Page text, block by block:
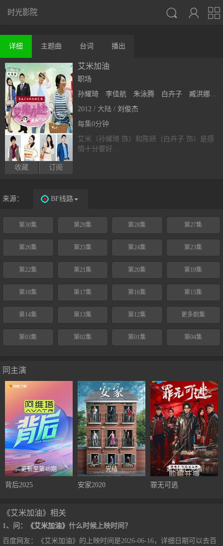



时光影院
详细 主题曲 台词 播出
收藏 订阅
艾米加油
职场
孙耀琦
李佳航 朱泳腾 白卉子 臧洪娜
2012 / 大陆 / 刘俊杰
每集0分钟
艾米（孙耀琦 饰）和陈妍（白卉子 饰）是感
情十分要好…
来源： BF线路
第30集 第29集 第28集 第27集
第26集 第25集 第24集 第23集
第22集 第21集 第20集 第19集
第18集 第17集 第16集 第15集
第14集 第13集 第12集 更多剧集
第04集
第03集 第02集 第01集
同主演
更新至第48期
背后2025
完结
安家2020
第24集已完结
罪无可逃
《艾米加油》相关
1、问： 《艾米加油》 什么时候上映时间？
百度网友：《艾米加油》的上映时间是2026-06-16，详细日期可以去百